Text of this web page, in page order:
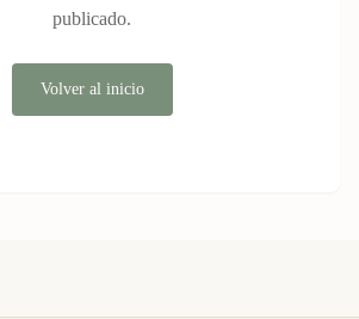
publicado.
Volver al inicio